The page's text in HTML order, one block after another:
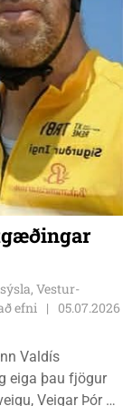
Vestur-
efni
05.07.2026
Valdís
eiga þau fjögur
Veigar Þór og